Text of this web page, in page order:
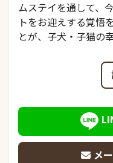
ムステイを通して、
トをお迎えする覚悟
とが、子犬・子猫の
メ